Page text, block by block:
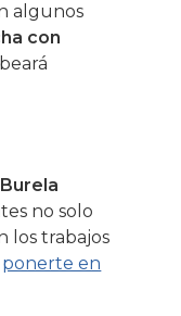
algunos
con
no solo
los trabajos
ponerte en